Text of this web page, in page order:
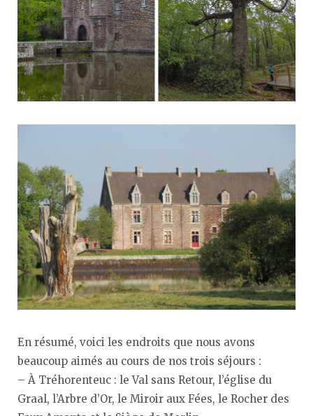
En résumé, voici les endroits que nous avons
beaucoup aimés au cours de nos trois séjours :
– À Tréhorenteuc : le Val sans Retour, l’église du
Graal, l’Arbre d’Or, le Miroir aux Fées, le Rocher des